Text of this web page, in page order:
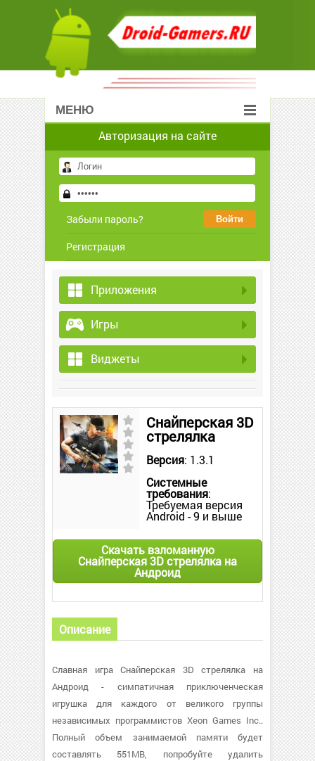
МЕНЮ
Авторизация на сайте
Забыли пароль?
Регистрация
Приложения
Игры
Виджеты
Снайперская 3D
стрелялка
Версия: 1.3.1
Системные
требования:
Требуемая версия
Android - 9 и выше
Скачать взломанную
Снайперская 3D стрелялка на
Андроид
Описание
Славная игра Снайперская 3D стрелялка на
Андроид - симпатичная приключенческая
игрушка для каждого от великого группы
независимых программистов Xeon Games Inc..
Полный объем занимаемой памяти будет
составлять 551MB, попробуйте удалить